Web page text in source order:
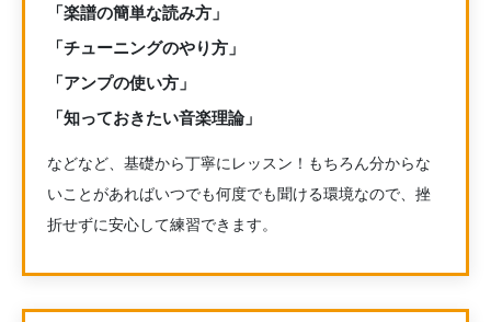
「楽譜の簡単な読み方」
「チューニングのやり方」
「アンプの使い方」
「知っておきたい音楽理論」
などなど、基礎から丁寧にレッスン！もちろん分からな
いことがあればいつでも何度でも聞ける環境なので、挫
折せずに安心して練習できます。